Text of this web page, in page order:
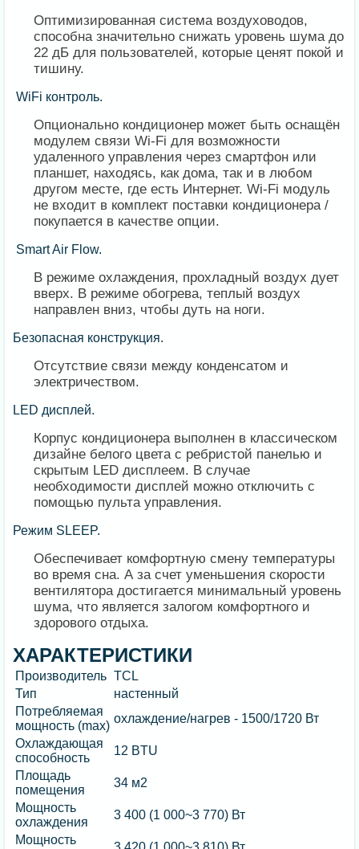
Оптимизированная система воздуховодов,
способна значительно снижать уровень шума до
22 дБ для пользователей, которые ценят покой и
тишину.
WiFi контроль.
Опционально кондиционер может быть оснащён
модулем связи Wi-Fi для возможности
удаленного управления через смартфон или
планшет, находясь, как дома, так и в любом
другом месте, где есть Интернет. Wi-Fi модуль
не входит в комплект поставки кондиционера /
покупается в качестве опции.
Smart Air Flow.
В режиме охлаждения, прохладный воздух дует
вверх. В режиме обогрева, теплый воздух
направлен вниз, чтобы дуть на ноги.
Безопасная конструкция.
Отсутствие связи между конденсатом и
электричеством.
LED дисплей.
Корпус кондиционера выполнен в классическом
дизайне белого цвета с ребристой панелью и
скрытым LED дисплеем. В случае
необходимости дисплей можно отключить с
помощью пульта управления.
Режим SLEEP.
Обеспечивает комфортную смену температуры
во время сна. А за счет уменьшения скорости
вентилятора достигается минимальный уровень
шума, что является залогом комфортного и
здорового отдыха.
ХАРАКТЕРИСТИКИ
Производитель TCL
Тип
настенный
Потребляемая
мощность (max)
охлаждение/нагрев - 1500/1720 Вт
Охлаждающая
способность
12 BTU
Площадь
помещения
34 м2
Мощность
охлаждения
3 400 (1 000~3 770) Вт
Мощность